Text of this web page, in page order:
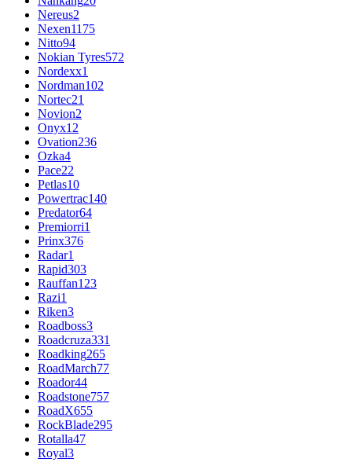
Nereus2
Nexen1175
Nitto94
Nokian Tyres572
Nordexx1
Nordman102
Nortec21
Novion2
Onyx12
Ovation236
Ozka4
Pace22
Petlas10
Powertrac140
Predator64
Premiorri1
Prinx376
Radar1
Rapid303
Rauffan123
Razi1
Riken3
Roadboss3
Roadcruza331
Roadking265
RoadMarch77
Roador44
Roadstone757
RoadX655
RockBlade295
Rotalla47
Royal3